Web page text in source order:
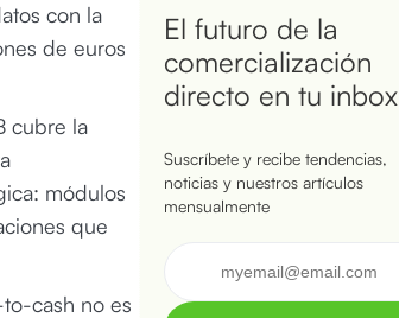
con la
de euros
cubre la
módulos
que
cash no es
El futuro de la
comercialización
directo en tu inbox
Suscríbete y recibe tendencias,
noticias y nuestros artículos
mensualmente